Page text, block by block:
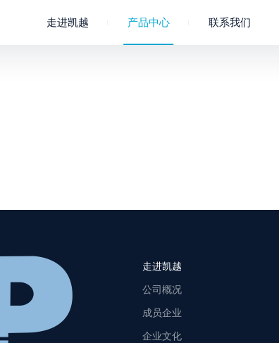
走进凯越 产品中心 联系我们
公司概况 成员企业 企业文化 凯越荣誉
聚氯乙烯 淋浴软管
联系我们
走进凯越
公司概况
成员企业
企业文化